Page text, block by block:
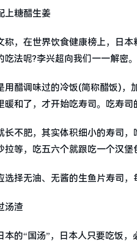
上糖醋生姜
称，在世界饮食健康榜上，日
法呢?李兴超向我们一一解密。
用醋调味过的冷饭(简称醋饭)
暖和了，才开始吃寿司。吃寿
长不肥，其实体积细小的寿司
等，吃五六个就跟吃一个汉堡
选择无油、无酱的生鱼片寿司，
汤渣
的“国汤”，日本人只要吃饭，